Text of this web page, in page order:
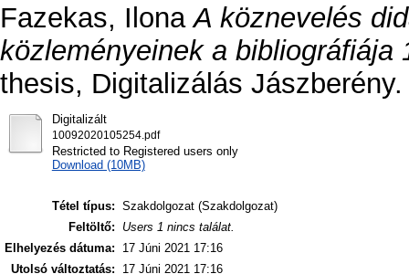
Fazekas, Ilona A köznevelés
közleményeinek a bibliográfiája
thesis, Digitalizálás Jászberény.
Digitalizált
10092020105254.pdf
Restricted to Registered users only
Download (10MB)
Tétel típus: Szakdolgozat (Szakdolgozat)
Feltöltő:
Users 1 nincs találat.
Elhelyezés dátuma:
17 Júni 2021 17:16
Utolsó változtatás:
17 Júni 2021 17:16